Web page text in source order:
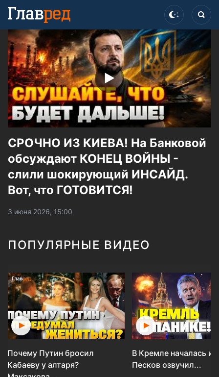
СРОЧНО ИЗ КИЕВА! На Банковой
обсуждают КОНЕЦ ВОЙНЫ -
слили шокирующий ИНСАЙД.
Вот, что ГОТОВИТСЯ!
3 июня 2026, 15:00
ПОПУЛЯРНЫЕ ВИДЕО
Почему Путин бросил
Кабаеву у алтаря?
В Кремле началась
Песков озвучил...